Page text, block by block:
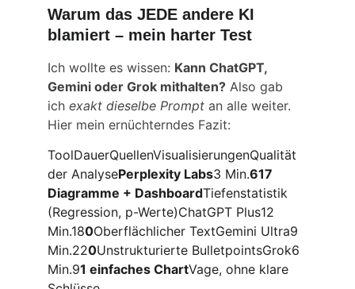
Warum das JEDE andere KI
blamiert – mein harter Test
Ich wollte es wissen: Kann ChatGPT,
Gemini oder Grok mithalten? Also gab
ich exakt dieselbe Prompt an alle weiter.
Hier mein ernüchterndes Fazit:
ToolDauerQuellenVisualisierungenQualität
der AnalysePerplexity Labs3 Min.617
Diagramme + DashboardTiefenstatistik
(Regression, p-Werte)ChatGPT Plus12
Min.180Oberflächlicher TextGemini Ultra9
Min.220Unstrukturierte BulletpointsGrok6
Min.91 einfaches ChartVage, ohne klare